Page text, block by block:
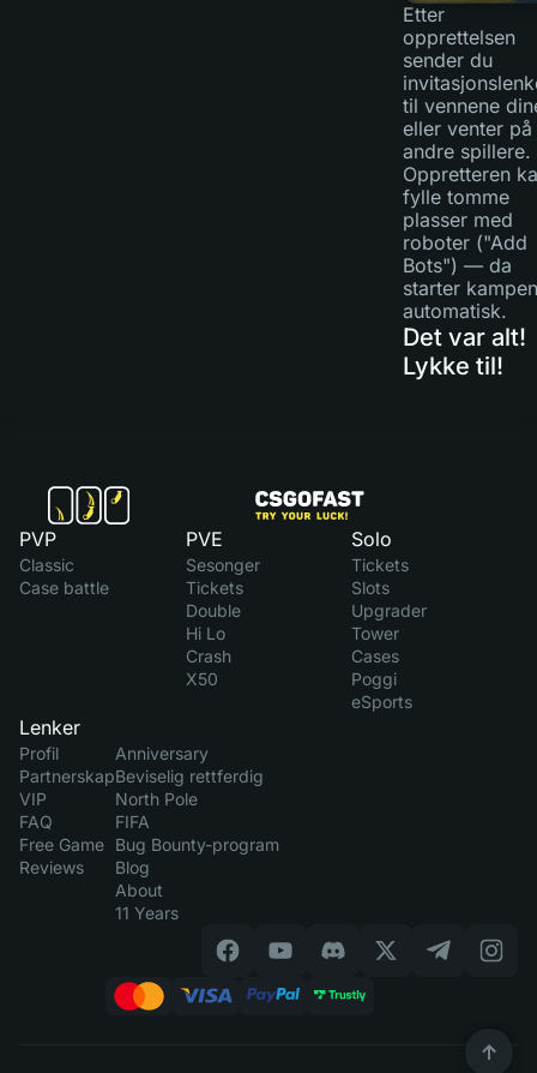
Etter
opprettelsen
sender du
til vennene
eller venter på
andre spillere.
Oppretteren
fylle tomme
plasser med
roboter ("Add
Bots") — da
starter kampen
automatisk.
Det var alt!
Lykke til!
PVP
Classic
Case battle
PVE
Sesonger
Tickets
Double
Hi Lo
Crash
X50
Solo
Tickets
Slots
Upgrader
Tower
Cases
Poggi
eSports
Lenker
Profil
Partnerskap
VIP
FAQ
Free Game
Reviews
Anniversary
Beviselig rettferdig
North Pole
FIFA
Bug Bounty-program
Blog
About
11 Years